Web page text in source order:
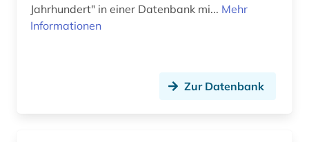
arbeiterin (1)
Jahrhundert" in einer Datenbank mi... Mehr
Informationen
Zur Datenbank